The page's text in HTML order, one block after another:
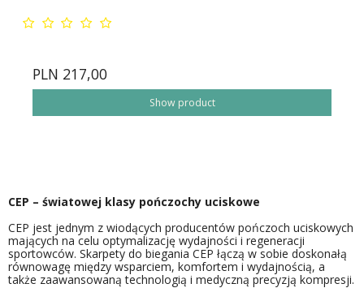
PLN 217,00
Show product
CEP – światowej klasy pończochy uciskowe
CEP jest jednym z wiodących producentów pończoch uciskowych
mających na celu optymalizację wydajności i regeneracji
sportowców. Skarpety do biegania CEP łączą w sobie doskonałą
równowagę między wsparciem, komfortem i wydajnością, a
także zaawansowaną technologią i medyczną precyzją kompresji.